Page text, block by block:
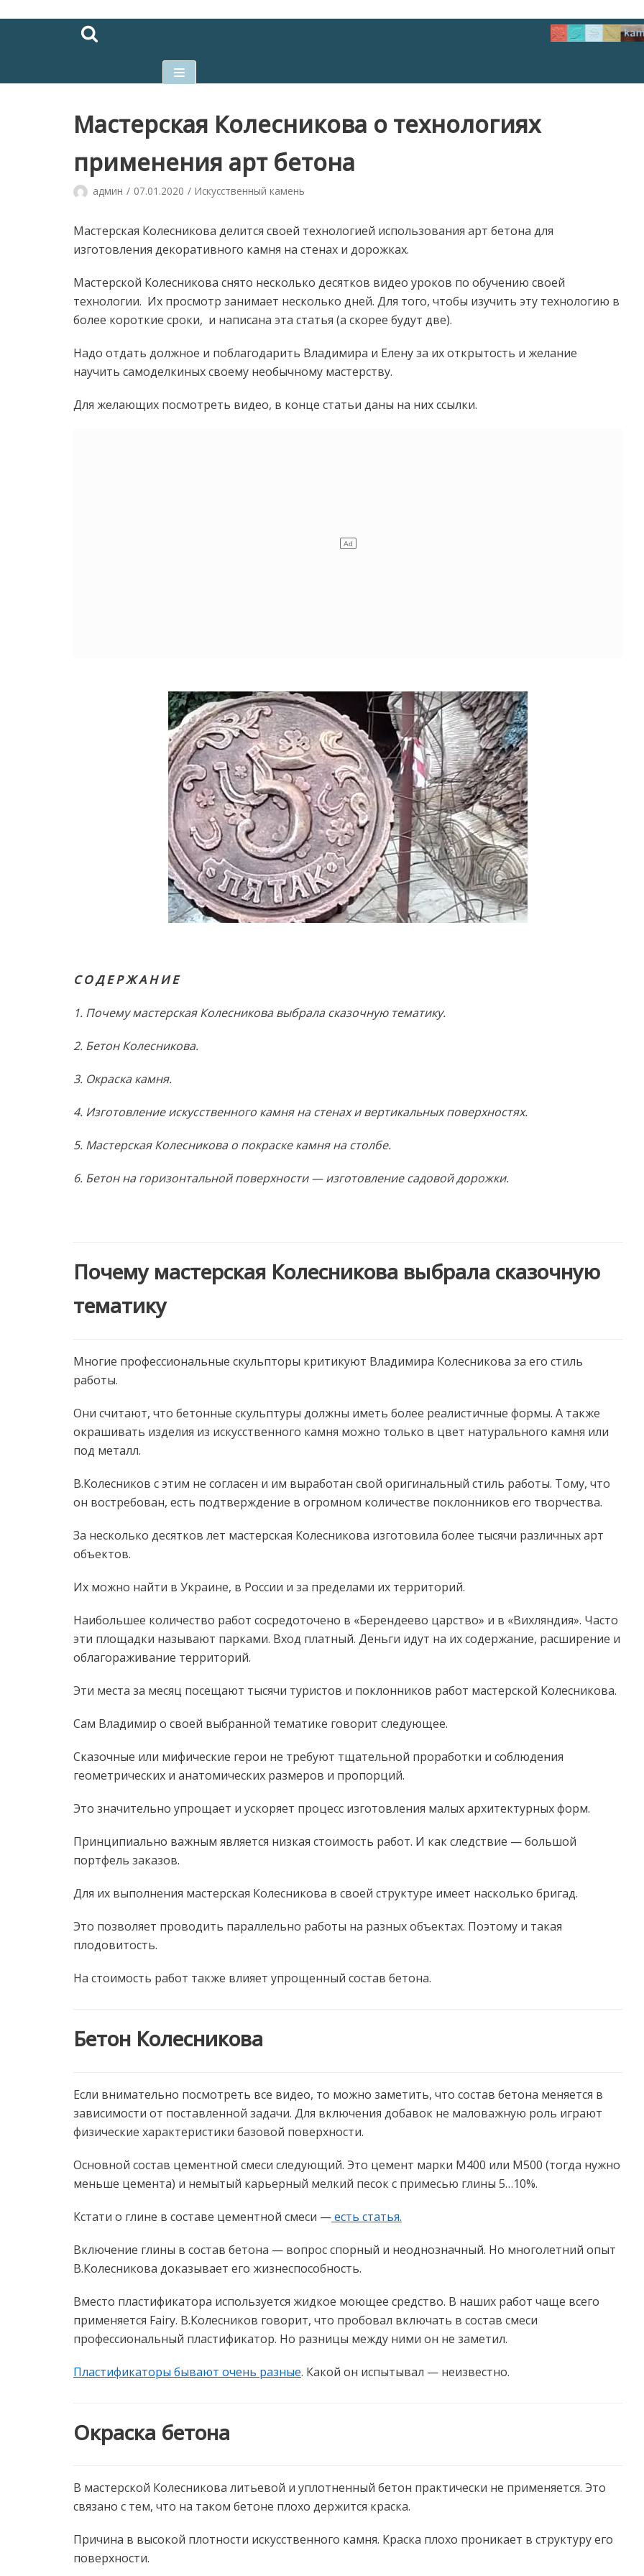
Мастерская Колесникова о технологиях
применения арт бетона
админ 07.01.2020 Искусственный камень
Мастерская Колесникова делится своей технологией использования арт бетона для
изготовления декоративного камня на стенах и дорожках.
Мастерской Колесникова снято несколько десятков видео уроков по обучению своей
технологии. Их просмотр занимает несколько дней. Для того, чтобы изучить эту технологию в
более короткие сроки, и написана эта статья (а скорее будут две).
Надо отдать должное и поблагодарить Владимира и Елену за их открытость и желание
научить самоделкиных своему необычному мастерству.
Для желающих посмотреть видео, в конце статьи даны на них ссылки.
С О Д Е Р Ж А Н И Е
1. Почему мастерская Колесникова выбрала сказочную тематику.
2. Бетон Колесникова.
3. Окраска камня.
4. Изготовление искусственного камня на стенах и вертикальных поверхностях.
5. Мастерская Колесникова о покраске камня на столбе.
6. Бетон на горизонтальной поверхности — изготовление садовой дорожки.
Почему мастерская Колесникова выбрала сказочную
тематику
Многие профессиональные скульпторы критикуют Владимира Колесникова за его стиль
работы.
Они считают, что бетонные скульптуры должны иметь более реалистичные формы. А также
окрашивать изделия из искусственного камня можно только в цвет натурального камня или
под металл.
В.Колесников с этим не согласен и им выработан свой оригинальный стиль работы. Тому, что
он востребован, есть подтверждение в огромном количестве поклонников его творчества.
За несколько десятков лет мастерская Колесникова изготовила более тысячи различных арт
объектов.
Их можно найти в Украине, в России и за пределами их территорий.
Наибольшее количество работ сосредоточено в «Берендеево царство» и в «Вихляндия». Часто
эти площадки называют парками. Вход платный. Деньги идут на их содержание, расширение и
облагораживание территорий.
Эти места за месяц посещают тысячи туристов и поклонников работ мастерской Колесникова.
Сам Владимир о своей выбранной тематике говорит следующее.
Сказочные или мифические герои не требуют тщательной проработки и соблюдения
геометрических и анатомических размеров и пропорций.
Это значительно упрощает и ускоряет процесс изготовления малых архитектурных форм.
Принципиально важным является низкая стоимость работ. И как следствие — большой
портфель заказов.
Для их выполнения мастерская Колесникова в своей структуре имеет насколько бригад.
Это позволяет проводить параллельно работы на разных объектах. Поэтому и такая
плодовитость.
На стоимость работ также влияет упрощенный состав бетона.
Бетон Колесникова
Если внимательно посмотреть все видео, то можно заметить, что состав бетона меняется в
зависимости от поставленной задачи. Для включения добавок не маловажную роль играют
физические характеристики базовой поверхности.
Основной состав цементной смеси следующий. Это цемент марки М400 или М500 (тогда нужно
меньше цемента) и немытый карьерный мелкий песок с примесью глины 5…10%.
Кстати о глине в составе цементной смеси —есть статья.
Включение глины в состав бетона — вопрос спорный и неоднозначный. Но многолетний опыт
В.Колесникова доказывает его жизнеспособность.
Вместо пластификатора используется жидкое моющее средство. В наших работ чаще всего
применяется Fairy. В.Колесников говорит, что пробовал включать в состав смеси
профессиональный пластификатор. Но разницы между ними он не заметил.
Пластификаторы бывают очень разные. Какой он испытывал — неизвестно.
Окраска бетона
В мастерской Колесникова литьевой и уплотненный бетон практически не применяется. Это
связано с тем, что на таком бетоне плохо держится краска.
Причина в высокой плотности искусственного камня. Краска плохо проникает в структуру его
поверхности.